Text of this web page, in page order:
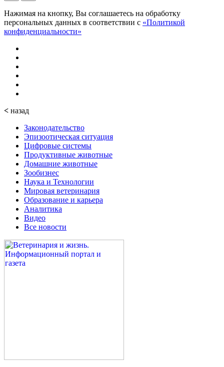
Нажимая на кнопку, Вы соглашаетесь на обработку
персональных данных в соответствии с «Политикой
конфиденциальности»
< назад
Законодательство
Эпизоотическая ситуация
Цифровые системы
Продуктивные животные
Домашние животные
Зообизнес
Наука и Технологии
Мировая ветеринария
Образование и карьера
Аналитика
Видео
Все новости